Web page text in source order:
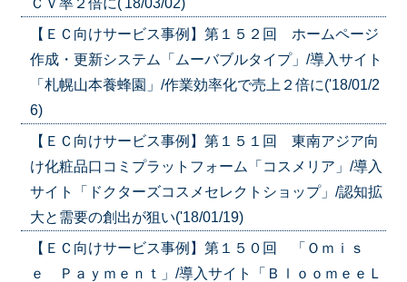
ＣＶ率２倍に('18/03/02)
【ＥＣ向けサービス事例】第１５２回 ホームページ
作成・更新システム「ムーバブルタイプ」/導入サイト
「札幌山本養蜂園」/作業効率化で売上２倍に('18/01/2
6)
【ＥＣ向けサービス事例】第１５１回 東南アジア向
け化粧品口コミプラットフォーム「コスメリア」/導入
サイト「ドクターズコスメセレクトショップ」/認知拡
大と需要の創出が狙い('18/01/19)
【ＥＣ向けサービス事例】第１５０回 「Ｏｍｉｓ
ｅ Ｐａｙｍｅｎｔ」/導入サイト「ＢｌｏｏｍｅｅＬ